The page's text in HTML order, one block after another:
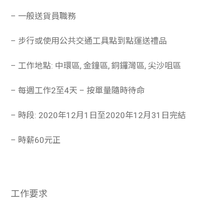
– 一般送貨員職務
– 步行或使用公共交通工具點到點運送禮品
– 工作地點: 中環區, 金鐘區, 銅鑼灣區, 尖沙咀區
– 每週工作2至4天 – 按單量隨時待命
– 時段: 2020年12月1日至2020年12月31日完結
– 時薪60元正
工作要求